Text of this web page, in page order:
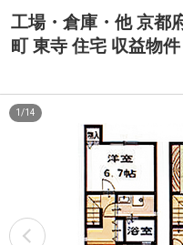
工場・倉庫・他 京都
町 東寺 住宅 収益物
1 /14